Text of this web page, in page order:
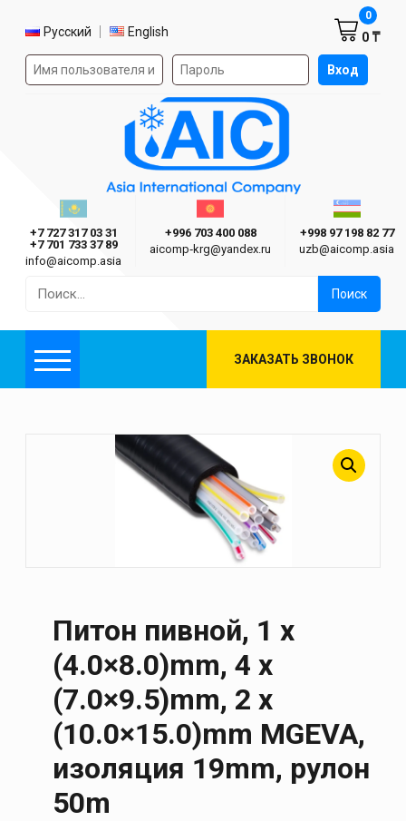
Выбор языка
Русский English
Форма авторизации на сайте Вход
0 ₸
0
Asia International Company
Казахстан г. Алматы
+7 727 317 03 31
+7 701 733 37 89
info@aicomp.asia
Киргизия г. Бишкек
+996 703 400 088
aicomp‑krg@yandex.ru
+998 97 198 82 77
uzb@aicomp.asia
Меню ЗАКАЗАТЬ ЗВОНОК
Питон пивной, 1 x
(4.0×8.0)mm, 4 x
(7.0×9.5)mm, 2 x
(10.0×15.0)mm MGEVA,
изоляция 19mm, рулон
50m